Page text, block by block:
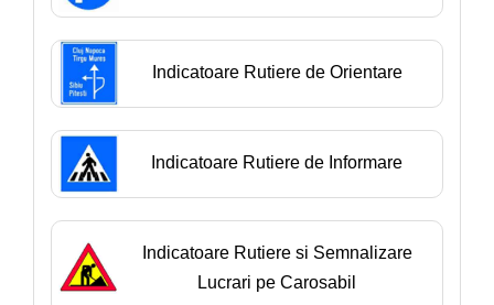
Indicatoare Rutiere de Orientare
Indicatoare Rutiere de Informare
Indicatoare Rutiere si Semnalizare
Lucrari pe Carosabil